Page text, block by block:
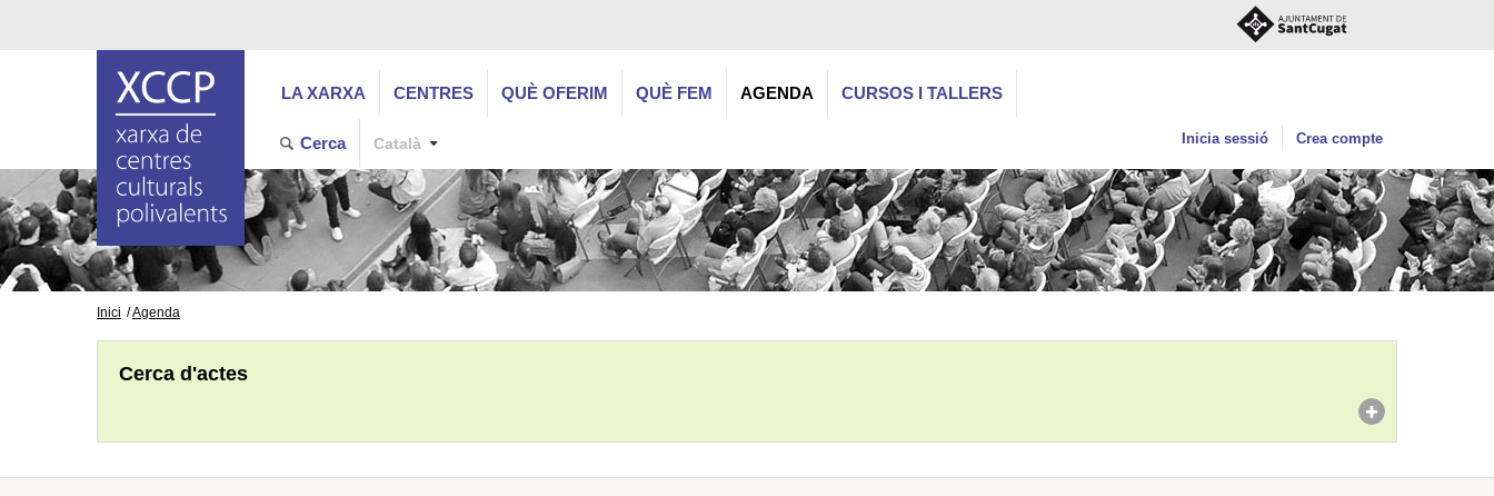
LA XARXA CENTRES QUÈ OFERIM QUÈ FEM AGENDA CURSOS I TALLERS
Cerca Català Inicia sessió Crea compte
Inici Agenda
Cerca d'actes